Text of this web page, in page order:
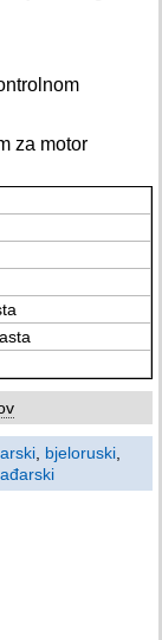
za motor
bjeloruski